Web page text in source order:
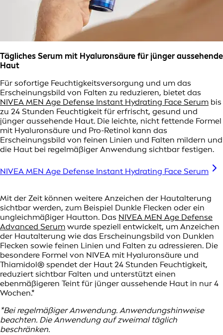
Tägliches Serum mit Hyaluronsäure für jünger aussehende
Haut
Für sofortige Feuchtigkeitsversorgung und um das
Erscheinungsbild von Falten zu reduzieren, bietet das
NIVEA MEN Age Defense Instant Hydrating Face Serum bis
zu 24 Stunden Feuchtigkeit für erfrischt, gesund und
jünger aussehende Haut. Die leichte, nicht fettende Formel
mit Hyaluronsäure und Pro-Retinol kann das
Erscheinungsbild von feinen Linien und Falten mildern und
die Haut bei regelmäßiger Anwendung sichtbar festigen.
NIVEA MEN Age Defense Instant Hydrating Face Serum
Mit der Zeit können weitere Anzeichen der Hautalterung
sichtbar werden, zum Beispiel Dunkle Flecken oder ein
ungleichmäßiger Hautton. Das NIVEA MEN Age Defense
Advanced Serum wurde speziell entwickelt, um Anzeichen
der Hautalterung wie das Erscheinungsbild von Dunklen
Flecken sowie feinen Linien und Falten zu adressieren. Die
besondere Formel von NIVEA mit Hyaluronsäure und
Thiamidol® spendet der Haut 24 Stunden Feuchtigkeit,
reduziert sichtbar Falten und unterstützt einen
ebenmäßigeren Teint für jünger aussehende Haut in nur 4
Wochen.*
*Bei regelmäßiger Anwendung. Anwendungshinweise
beachten. Die Anwendung auf zweimal täglich
beschränken.